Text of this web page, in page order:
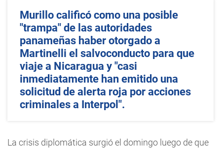
Murillo calificó como una posible
"trampa" de las autoridades
panameñas haber otorgado a
Martinelli el salvoconducto para que
viaje a Nicaragua y "casi
inmediatamente han emitido una
solicitud de alerta roja por acciones
criminales a Interpol".
La crisis diplomática surgió el domingo luego de que